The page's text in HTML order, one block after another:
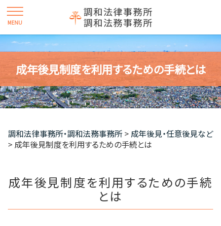
成年後見制度を利用するための手続とは
調和法律事務所・調和法務事務所 > 成年後見・任意後見など
> 成年後見制度を利用するための手続とは
成年後見制度を利用するための手続
とは